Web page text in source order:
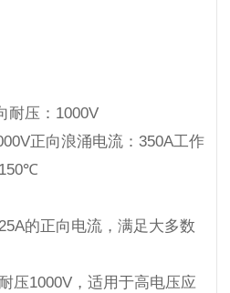
耐压：1000V
正向浪涌电流：350A工作
的正向电流，满足大多数
压1000V，适用于高电压应